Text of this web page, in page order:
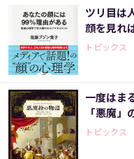
ツリ目は
顔を見れ
トピックス
一度はま
「悪魔」
トピックス